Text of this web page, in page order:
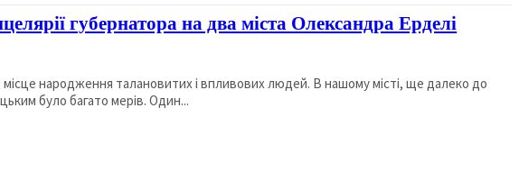
губернатора на два міста Олександра Ерделі
народження талановитих і впливових людей. В нашому місті, ще далеко до
було багато мерів. Один...